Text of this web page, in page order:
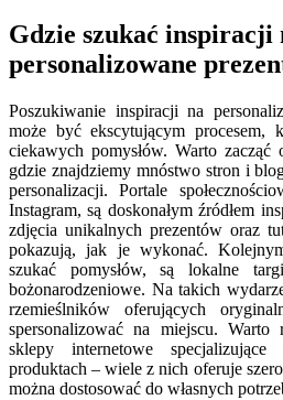
Gdzie szukać inspiracji
personalizowane
Poszukiwanie inspiracji na
może być ekscytującym
ciekawych pomysłów. Warto zacząć
gdzie znajdziemy mnóstwo stron i
personalizacji. Portale
Instagram, są doskonałym źródłem
zdjęcia unikalnych prezentów oraz
pokazują, jak je wykonać.
szukać pomysłów, są lokalne
bożonarodzeniowe. Na takich
rzemieślników oferujących
spersonalizować na miejscu.
sklepy internetowe
produktach – wiele z nich oferuje
można dostosować do własnych